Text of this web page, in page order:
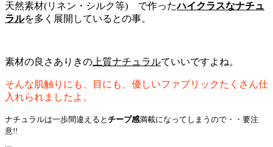
天然素材(リネン・シルク等) で作ったハイクラスなナチュ
ラルを多く展開しているとの事。
素材の良さありきの 上質ナチュラルていいですよね。
そんな肌触りにも、目にも、優しいファブリックたくさん仕
入れられましたよ。
ナチュラルは一歩間違えると チープ感満載になってしまうので・・要注
意!!